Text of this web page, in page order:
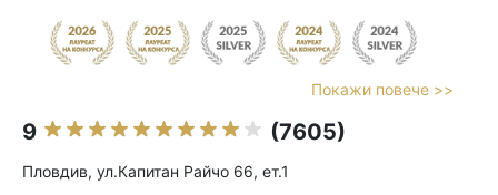
Покажи повече >>
9 (7605)
Пловдив, ул.Капитан Райчо 66, ет.1